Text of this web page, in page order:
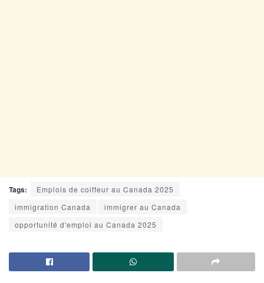
Tags:
Emplois de coiffeur au Canada 2025
immigration Canada
immigrer au Canada
opportunité d'emploi au Canada 2025